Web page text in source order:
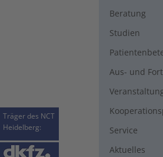
Beratung
Studien
Aus- und
Service
Aktuelles
Träger des NCT
Heidelberg: